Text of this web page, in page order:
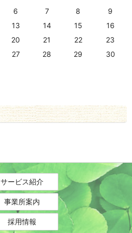
6 7 8
9
13 14 15
16
20 21 22
23
27 28 29
30
サービス紹介
事業所案内
採用情報